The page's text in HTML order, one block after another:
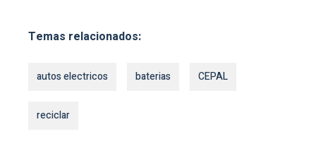
Temas relacionados:
autos electricos baterias CEPAL
reciclar